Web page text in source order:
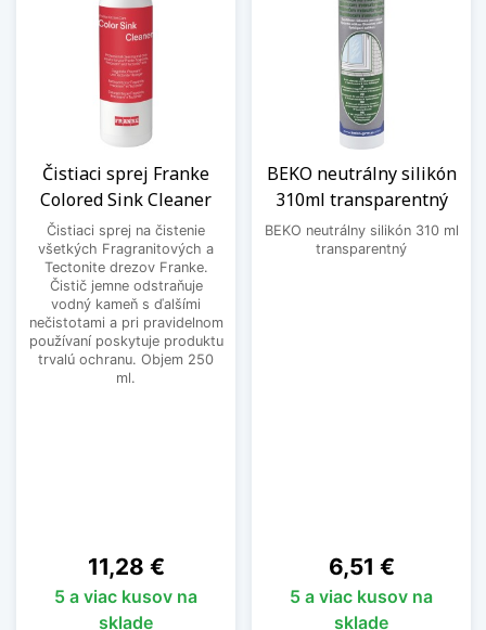
Čistiaci sprej Franke
Colored Sink Cleaner
Čistiaci sprej na čistenie
všetkých Fragranitových a
Tectonite drezov Franke.
Čistič jemne odstraňuje
vodný kameň s ďalšími
nečistotami a pri pravidelnom
používaní poskytuje produktu
trvalú ochranu. Objem 250
ml.
Cena
11,28 €
5 a viac kusov na
sklade
BEKO neutrálny silikón
310ml transparentný
BEKO neutrálny silikón 310 ml
transparentný
Cena
6,51 €
5 a viac kusov na
sklade